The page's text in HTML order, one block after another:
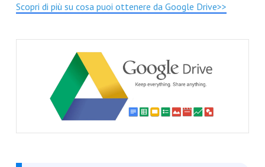
Scopri di più su cosa puoi ottenere da Google Drive>>